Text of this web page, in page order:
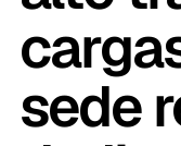
sede